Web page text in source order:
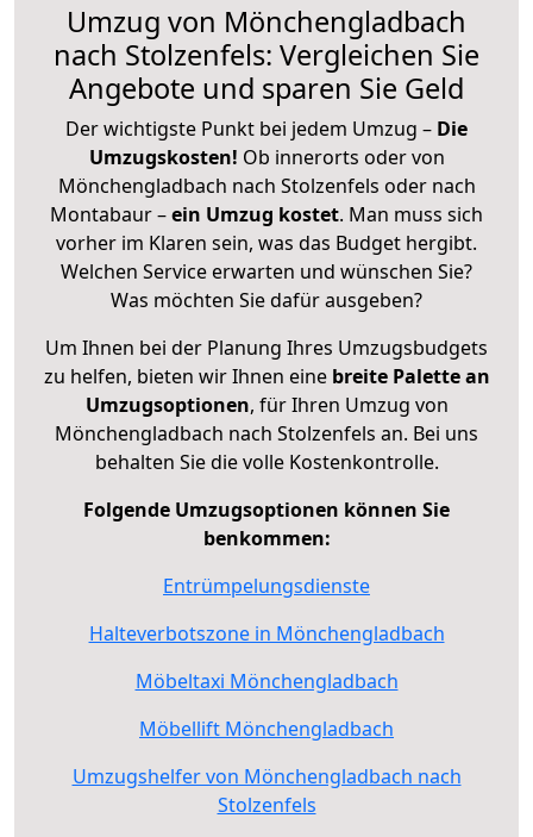
Umzug von Mönchengladbach
nach Stolzenfels: Vergleichen Sie
Angebote und sparen Sie Geld
Der wichtigste Punkt bei jedem Umzug – Die
Umzugskosten! Ob innerorts oder von
Mönchengladbach nach Stolzenfels oder nach
Montabaur –ein Umzug kostet. Man muss sich
vorher im Klaren sein, was das Budget hergibt.
Welchen Service erwarten und wünschen Sie?
Was möchten Sie dafür ausgeben?
Um Ihnen bei der Planung Ihres Umzugsbudgets
zu helfen, bieten wir Ihnen eine breite Palette an
Umzugsoptionen, für Ihren Umzug von
Mönchengladbach nach Stolzenfels an. Bei uns
behalten Sie die volle Kostenkontrolle.
Folgende Umzugsoptionen können Sie
benkommen:
Entrümpelungsdienste
Halteverbotszone in Mönchengladbach
Möbeltaxi Mönchengladbach
Möbellift Mönchengladbach
Umzugshelfer von Mönchengladbach nach
Stolzenfels